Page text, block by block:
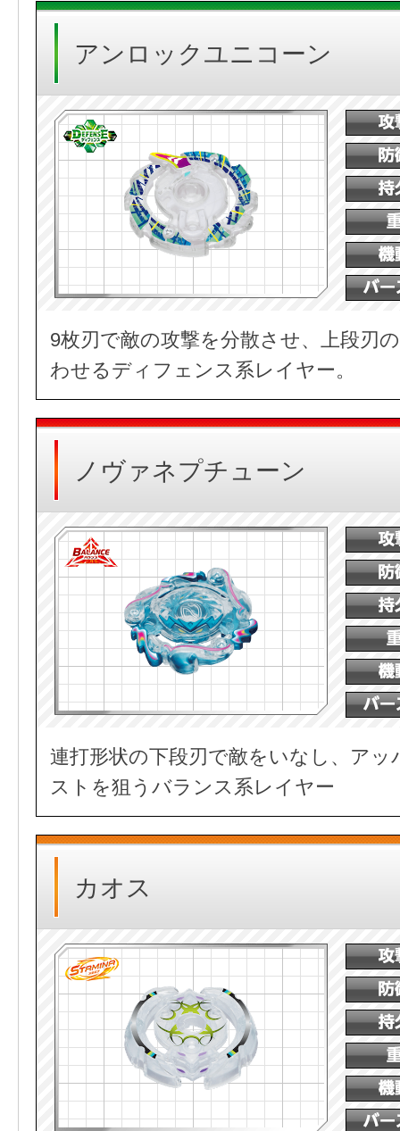
アンロックユニコーン
9枚刃で敵の攻撃を分散させ、上段刃
わせるディフェンス系レイヤー。
ノヴァネプチューン
連打形状の下段刃で敵をいなし、アッ
ストを狙うバランス系レイヤー
カオス